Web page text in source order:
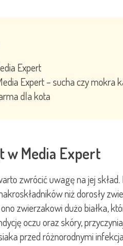
Expert
Expert – sucha czy mokra
dla kota
w Media Expert
zwrócić uwagę na jej
niż dorosły
zwierzakowi dużo białka,
oczu oraz skóry,
przed różnorodnymi